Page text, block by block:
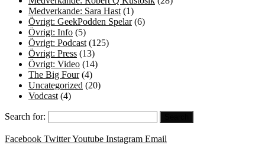
Medverkande: Sara Hast (1)
Övrigt: GeekPodden Spelar(6)
Övrigt: Info (5)
Övrigt: Podcast (125)
Övrigt: Press (13)
Övrigt: Video (14)
The Big Four(4)
Uncategorized (20)
Vodcast (4)
Search for:
Facebook TwitterYoutube Instagram Email